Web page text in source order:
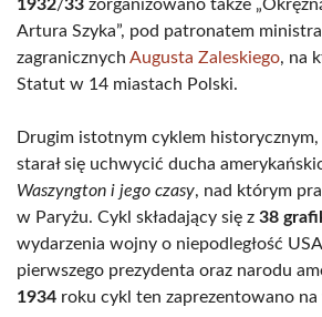
1932/33 zorganizowano także
Artura Szyka”, pod patronatem
zagranicznych Augusta Zaleskiego, na
Statut w 14 miastach Polski.
Drugim istotnym cyklem
starał się uchwycić ducha
Waszyngton i jego czasy, nad którym
w Paryżu. Cykl składający się z 38
wydarzenia wojny o niepodległość
pierwszego prezydenta oraz narodu
1934 roku cykl ten zaprezentowano